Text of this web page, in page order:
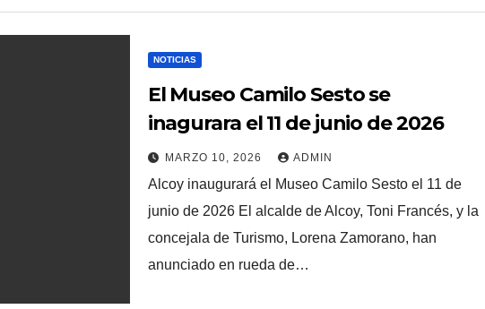
NOTICIAS
El Museo Camilo Sesto se
inagurara el 11 de junio de 2026
MARZO 10, 2026 ADMIN
Alcoy inaugurará el Museo Camilo Sesto el 11 de
junio de 2026 El alcalde de Alcoy, Toni Francés, y la
concejala de Turismo, Lorena Zamorano, han
anunciado en rueda de…